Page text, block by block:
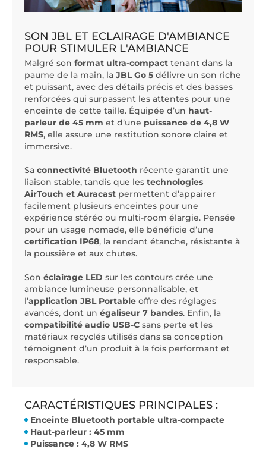
SON JBL ET ECLAIRAGE D'AMBIANCE
POUR STIMULER L'AMBIANCE
Malgré son format ultra-compact tenant dans la
paume de la main, la JBL Go 5 délivre un son riche
et puissant, avec des détails précis et des basses
renforcées qui surpassent les attentes pour une
enceinte de cette taille. Équipée d’un haut-
parleur de 45 mm et d’une puissance de 4,8 W
RMS, elle assure une restitution sonore claire et
immersive.
Sa connectivité Bluetooth récente garantit une
liaison stable, tandis que les technologies
AirTouch et Auracast permettent d’appairer
facilement plusieurs enceintes pour une
expérience stéréo ou multi-room élargie. Pensée
pour un usage nomade, elle bénéficie d’une
certification IP68, la rendant étanche, résistante à
la poussière et aux chutes.
Son éclairage LED sur les contours crée une
ambiance lumineuse personnalisable, et
l’application JBL Portable offre des réglages
avancés, dont un égaliseur 7 bandes. Enfin, la
compatibilité audio USB-C sans perte et les
matériaux recyclés utilisés dans sa conception
témoignent d’un produit à la fois performant et
responsable.
CARACTÉRISTIQUES PRINCIPALES :
Enceinte Bluetooth portable ultra-compacte
Haut-parleur : 45 mm
Puissance : 4,8 W RMS